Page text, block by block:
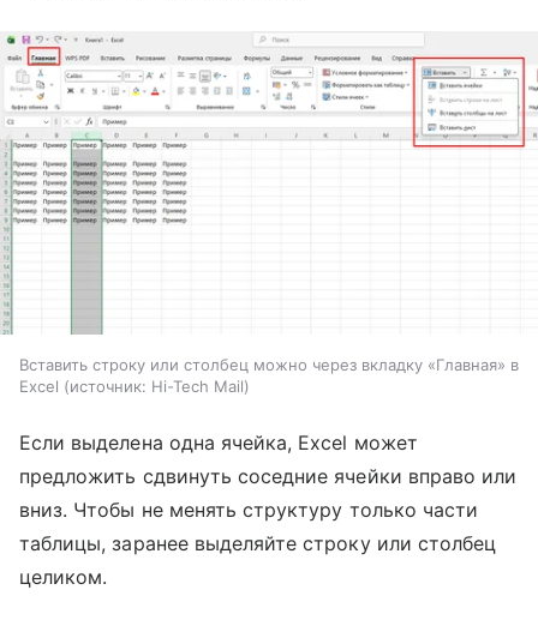
Вставить строку или столбец можно через вкладку «Главная» в
Excel
источник: Hi-Tech Mail
Если выделена одна ячейка, Excel может
предложить сдвинуть соседние ячейки вправо или
вниз. Чтобы не менять структуру только части
таблицы, заранее выделяйте строку или столбец
целиком.